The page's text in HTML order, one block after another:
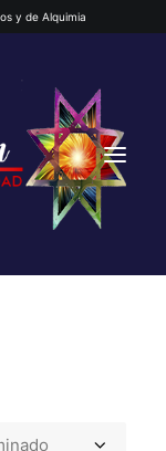
y de Alquimia